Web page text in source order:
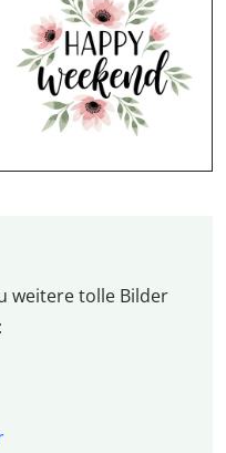
weitere tolle Bilder